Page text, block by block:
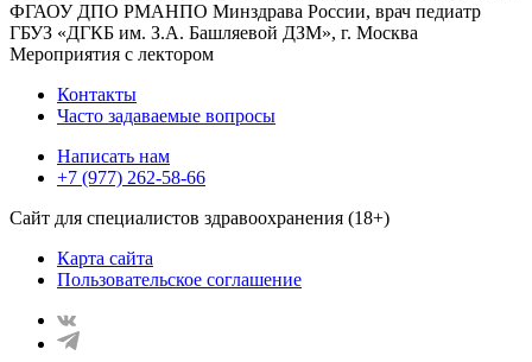
ФГАОУ ДПО РМАНПО Минздрава России, врач педиатр
ГБУЗ «ДГКБ им. З.А. Башляевой ДЗМ», г. Москва
Мероприятия с лектором
Контакты
Часто задаваемые вопросы
Написать нам
+7 (977) 262-58-66
Сайт для специалистов здравоохранения (18+)
Карта сайта
Пользовательское соглашение